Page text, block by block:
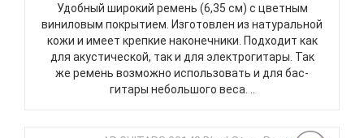
Удобный широкий ремень (6,35 см) с цветным
виниловым покрытием. Изготовлен из натуральной
кожи и имеет крепкие наконечники. Подходит как
для акустической, так и для электрогитары. Так
же ремень возможно использовать и для бас-
гитары небольшого веса. ..